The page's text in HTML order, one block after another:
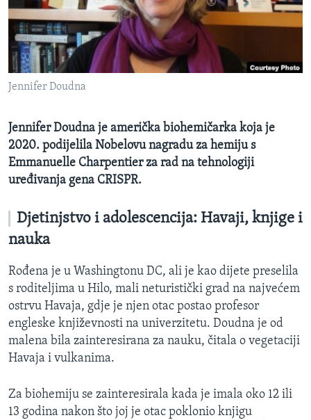
MAGAZIN
O GLASU AMERIKE
Learning English
Jezici
Jennifer Doudna
Jennifer Doudna je američka biohemičarka koja je
2020. podijelila Nobelovu nagradu za hemiju s
Emmanuelle Charpentier za rad na tehnologiji
uređivanja gena CRISPR.
Djetinjstvo i adolescencija: Havaji, knjige i
nauka
Rođena je u Washingtonu DC, ali je kao dijete preselila
s roditeljima u Hilo, mali neturistički grad na najvećem
ostrvu Havaja, gdje je njen otac postao profesor
engleske književnosti na univerzitetu. Doudna je od
malena bila zainteresirana za nauku, čitala o vegetaciji
Havaja i vulkanima.
Za biohemiju se zainteresirala kada je imala oko 12 ili
13 godina nakon što joj je otac poklonio knjigu